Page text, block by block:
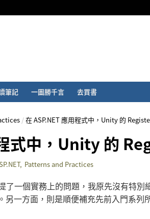
筆記 一圖勝千言 去買書
/在 ASP.NET 應用程式中，Unity 的
式中，Unity 的
, Patterns and Practices
了一個實務上的問題，我原先沒有特
一方面，則是順便補充先前入門系列